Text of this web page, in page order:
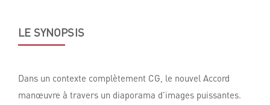
LE SYNOPSIS
Dans un contexte complètement CG, le nouvel Accord
manœuvre à travers un diaporama d’images puissantes.